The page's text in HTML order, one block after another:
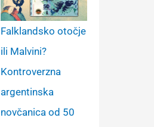
Falklandsko otočje
ili Malvini?
Kontroverzna
argentinska
novčanica od 50